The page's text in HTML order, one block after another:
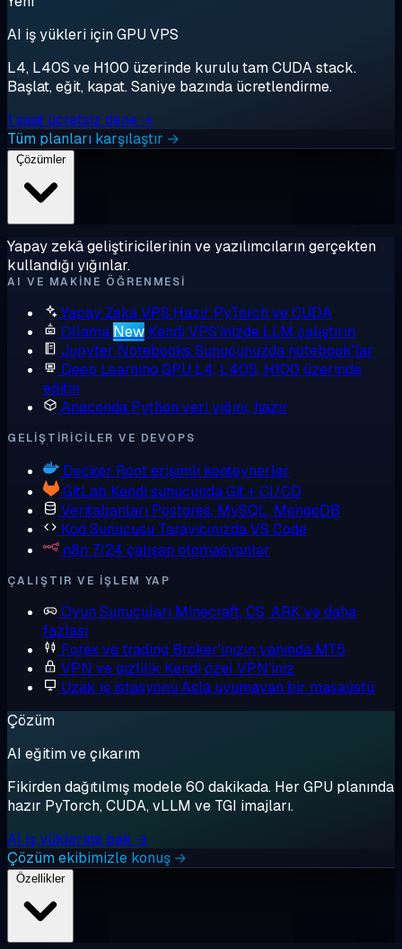
AI iş yükleri için GPU VPS
L4, L40S ve H100 üzerinde kurulu tam CUDA stack.
Başlat, eğit, kapat. Saniye bazında ücretlendirme.
1 saat ücretsiz dene →
Tüm planları karşılaştır →
Çözümler
Yapay zekâ geliştiricilerinin ve yazılımcıların gerçekten
kullandığı yığınlar.
AI VE MAKINE ÖĞRENMESI
Yapay Zeka VPS Hazır PyTorch ve CUDA
Ollama New Kendi VPS'inizde LLM çalıştırın
Jupyter Notebooks Sunucunuzda notebook'lar
Deep Learning GPU L4, L40S, H100 üzerinde
eğitin
Anaconda Python veri yığını, hazır
GELIŞTIRICILER VE DEVOPS
Docker Root erişimli konteynerler
GitLab Kendi sunucunda Git + CI/CD
Veritabanları Postgres, MySQL, MongoDB
Kod Sunucusu Tarayıcınızda VS Code
n8n 7/24 çalışan otomasyonlar
ÇALIŞTIR VE IŞLEM YAP
Oyun Sunucuları Minecraft, CS, ARK ve daha
fazlası
Forex ve trading Broker'ınızın yanında MT5
VPN ve gizlilik Kendi özel VPN'iniz
Uzak iş istasyonu Asla uyumayan bir masaüstü
Çözüm
AI eğitim ve çıkarım
Fikirden dağıtılmış modele 60 dakikada. Her GPU planında
hazır PyTorch, CUDA, vLLM ve TGI imajları.
AI iş yüklerine bak →
Çözüm ekibimizle konuş →
Özellikler